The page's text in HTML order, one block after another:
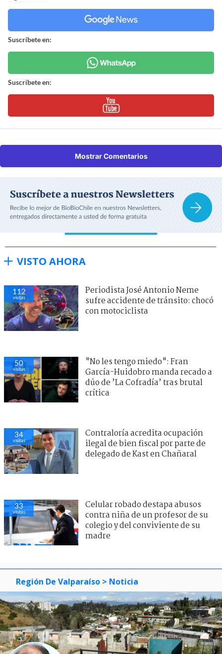
Suscríbete en:
Suscríbete en:
Mostrar Comentarios
VISTO AHORA
112
visitas
Periodista José Antonio Neme
sufre accidente de tránsito: chocó
con motociclista
50
visitas
"No les tengo miedo": Fran
García-Huidobro manda recado a
dúo de ’La Cofradía’ tras brutal
crítica
34
visitas
Contraloría acredita ocupación
ilegal de bien fiscal por parte de
delegado de Kast en Chañaral
33
visitas
Celular robado destapa abusos
contra niña de un profesor de su
colegio y del conviviente de su
madre
Región De Valparaíso > Noticia